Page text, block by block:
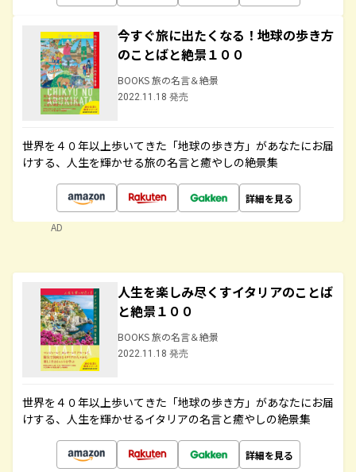
今すぐ旅に出たくなる！地球の歩き方
のことばと絶景１００
BOOKS 旅の名言＆絶景
2022.11.18 発売
世界を４０年以上歩いてきた「地球の歩き方」があなたにお届
けする、人生を輝かせる旅の名言と癒やしの絶景集
詳細を見る
AD
人生を楽しみ尽くすイタリアのことば
と絶景１００
BOOKS 旅の名言＆絶景
2022.11.18 発売
世界を４０年以上歩いてきた「地球の歩き方」があなたにお届
けする、人生を輝かせるイタリアの名言と癒やしの絶景集
詳細を見る